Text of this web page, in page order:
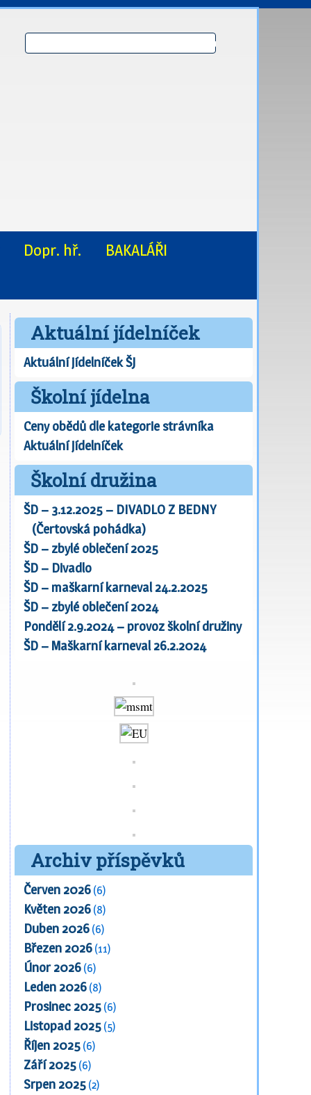
Dopr. hř.
BAKALÁŘI
Aktuální jídelníček
Aktuální jídelníček ŠJ
Školní jídelna
Ceny obědů dle kategorie strávníka
Aktuální jídelníček
Školní družina
ŠD – 3.12.2025 – DIVADLO Z BEDNY
(Čertovská pohádka)
ŠD – zbylé oblečení 2025
ŠD – Divadlo
ŠD – maškarní karneval 24.2.2025
ŠD – zbylé oblečení 2024
Pondělí 2.9.2024 – provoz školní družiny
ŠD – Maškarní karneval 26.2.2024
Archiv příspěvků
Červen 2026 (6)
Květen 2026 (8)
Duben 2026 (6)
Březen 2026 (11)
Únor 2026 (6)
Leden 2026 (8)
Prosinec 2025 (6)
Listopad 2025 (5)
Říjen 2025 (6)
Září 2025 (6)
Srpen 2025 (2)